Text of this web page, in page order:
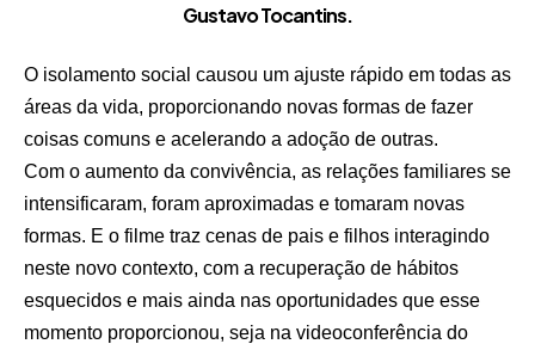
Gustavo Tocantins.
O isolamento social causou um ajuste rápido em todas as
áreas da vida, proporcionando novas formas de fazer
coisas comuns e acelerando a adoção de outras.
Com o aumento da convivência, as relações familiares se
intensificaram, foram aproximadas e tomaram novas
formas. E o filme traz cenas de pais e filhos interagindo
neste novo contexto, com a recuperação de hábitos
esquecidos e mais ainda nas oportunidades que esse
momento proporcionou, seja na videoconferência do